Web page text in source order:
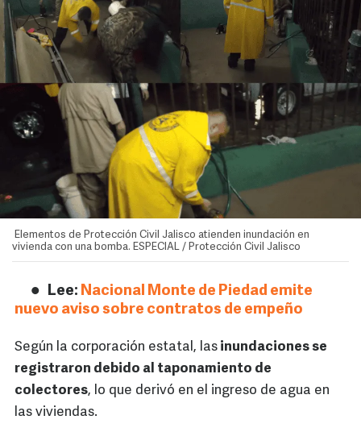
Elementos de Protección Civil Jalisco atienden inundación en
vivienda con una bomba. ESPECIAL / Protección Civil Jalisco
Lee: Nacional Monte de Piedad emite
nuevo aviso sobre contratos de empeño
Según la corporación estatal, las inundaciones se
registraron debido al taponamiento de
colectores, lo que derivó en el ingreso de agua en
las viviendas.